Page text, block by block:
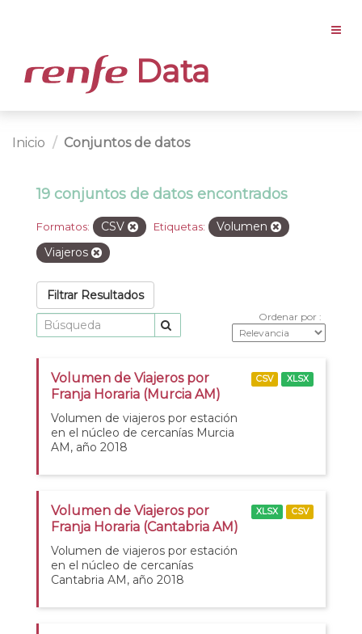
Data
Inicio Conjuntos de datos
19 conjuntos de datos encontrados
Formatos: CSV Etiquetas:
Volumen
Viajeros
Filtrar Resultados
Ordenar por
Volumen de Viajeros por
Franja Horaria (Murcia AM)
Volumen de viajeros por estación
en el núcleo de cercanías Murcia
AM, año 2018
CSV XLSX
Volumen de Viajeros por
Franja Horaria (Cantabria AM)
Volumen de viajeros por estación
en el núcleo de cercanías
Cantabria AM, año 2018
XLSX CSV